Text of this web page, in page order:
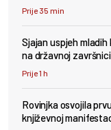
Prije 35 min
Sjajan uspjeh
na državnoj
Prije 1 h
Rovinjka osvojila
književnoj